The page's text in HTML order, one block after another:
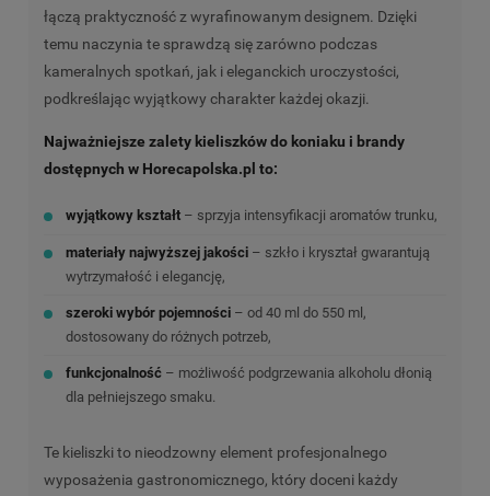
łączą praktyczność z wyrafinowanym designem. Dzięki
temu naczynia te sprawdzą się zarówno podczas
kameralnych spotkań, jak i eleganckich uroczystości,
podkreślając wyjątkowy charakter każdej okazji.
Najważniejsze zalety kieliszków do koniaku i brandy
dostępnych w Horecapolska.pl to:
wyjątkowy kształt– sprzyja intensyfikacji aromatów trunku,
materiały najwyższej jakości– szkło i kryształ gwarantują
wytrzymałość i elegancję,
szeroki wybór pojemności– od 40 ml do 550 ml,
dostosowany do różnych potrzeb,
funkcjonalność– możliwość podgrzewania alkoholu dłonią
dla pełniejszego smaku.
Te kieliszki to nieodzowny element profesjonalnego
wyposażenia gastronomicznego, który doceni każdy